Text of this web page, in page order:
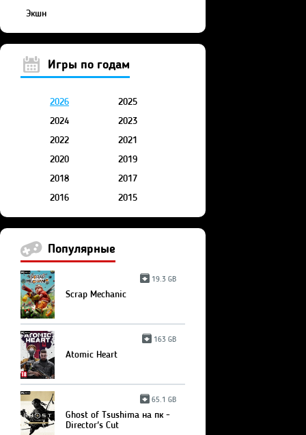
Экшн
Игры по годам
2026
2025
2024
2023
2022
2021
2020
2019
2018
2017
2016
2015
Популярные
19.3 GB
Scrap Mechanic
163 GB
Atomic Heart
65.1 GB
Ghost of Tsushima на пк -
Director's Cut